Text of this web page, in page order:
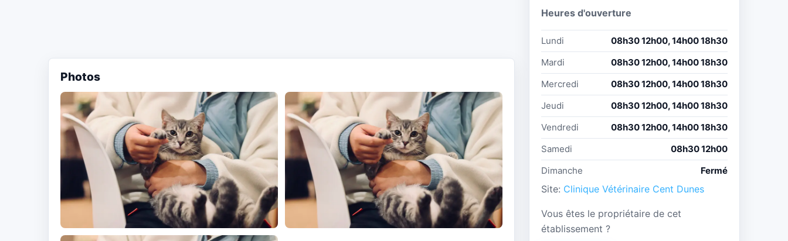
Photos
Heures d'ouverture
Lundi
08h30 12h00, 14h00 18h30
Mardi
08h30 12h00, 14h00 18h30
Mercredi
08h30 12h00, 14h00 18h30
Jeudi
08h30 12h00, 14h00 18h30
Vendredi
08h30 12h00, 14h00 18h30
Samedi
08h30 12h00
Dimanche
Fermé
Site: Clinique Vétérinaire Cent Dunes
Vous êtes le propriétaire de cet
établissement ?